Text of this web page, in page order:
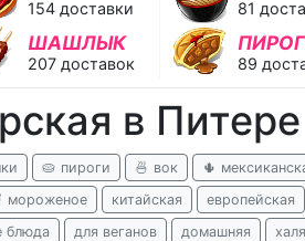
154 доставки 81
ШАШЛЫК
207 доставок 89
в Питере
🥧 пироги 🍜 вок 🌵
мороженое китайская европейская
блюда для веганов домашняя